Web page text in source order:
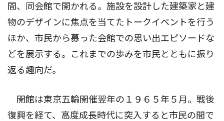
間、同会館で開かれる。施設を設計した建築家と建
物のデザインに焦点を当てたトークイベントを行う
ほか、市民から募った会館での思い出エピソードな
どを展示する。これまでの歩みを市民とともに振り
返る趣向だ。
開館は東京五輪開催翌年の１９６５年５月。戦後
復興を経て、高度成長時代に突入すると市民の間で